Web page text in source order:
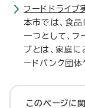
フードドライ
本市では、食
一つとして、フ
ブとは、家庭
ードバンク団
このページに